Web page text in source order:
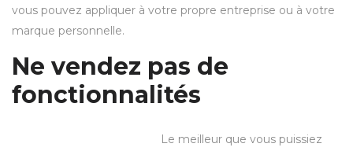
vous pouvez appliquer à votre propre entreprise ou à votre
marque personnelle.
Ne vendez pas de
fonctionnalités
Le meilleur que vous puissiez